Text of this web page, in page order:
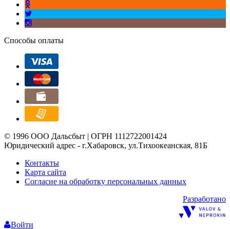
Способы оплаты
© 1996 ООО Дальсбыт | ОГРН 1112722001424
Юридический адрес - г.Хабаровск, ул.Тихоокеанская, 81Б
Контакты
Карта сайта
Согласие на обработку персональных данных
Разработано
Войти